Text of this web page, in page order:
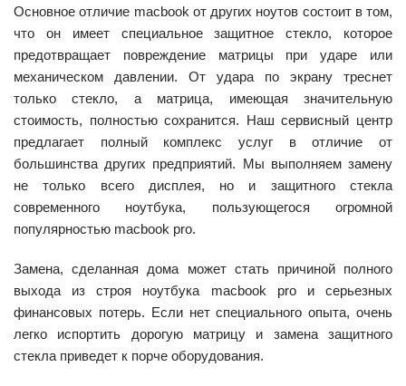
Основное отличие macbook от других ноутов состоит в том,
что он имеет специальное защитное стекло, которое
предотвращает повреждение матрицы при ударе или
механическом давлении. От удара по экрану треснет
только стекло, а матрица, имеющая значительную
стоимость, полностью сохранится. Наш сервисный центр
предлагает полный комплекс услуг в отличие от
большинства других предприятий. Мы выполняем замену
не только всего дисплея, но и защитного стекла
современного ноутбука, пользующегося огромной
популярностью macbook pro.
Замена, сделанная дома может стать причиной полного
выхода из строя ноутбука macbook pro и серьезных
финансовых потерь. Если нет специального опыта, очень
легко испортить дорогую матрицу и замена защитного
стекла приведет к порче оборудования.